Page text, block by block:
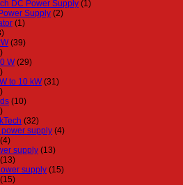
DC Power Supply (1)
Supply (2)
(1)
(39)
W (29)
to 10 kW (31)
(10)
(32)
supply (4)
(4)
supply (13)
(13)
supply (15)
(15)